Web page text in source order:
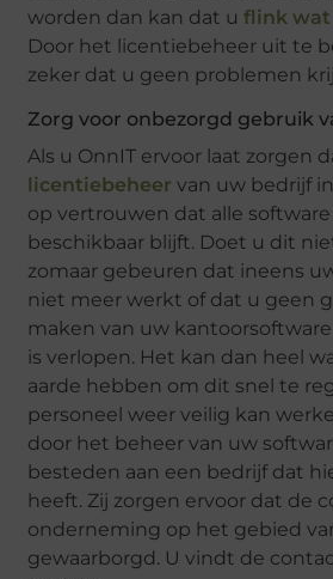
worden dan kan dat uflink wat
Door het licentiebeheer uit te
zeker dat u geen problemen
Zorg voor onbezorgd gebruik
Als u OnnIT ervoor laat zorgen
licentiebeheer van uw bedrijf
op vertrouwen dat alle
beschikbaar blijft. Doet u dit
zomaar gebeuren dat ineens
niet meer werkt of dat u geen
maken van uw
is verlopen. Het kan dan heel
aarde hebben om dit snel te
personeel weer veilig kan
door het beheer van uw
besteden aan een bedrijf dat
heeft. Zij zorgen ervoor dat de
onderneming op het gebied
gewaarborgd. U vindt de